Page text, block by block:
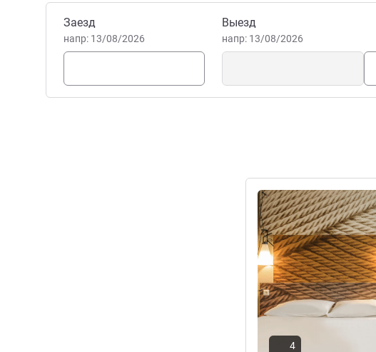
или выздоровлении.
Marc Rene Caesar Управление отелем
Забронировать этот отель
Заезд
напр: 13/08/2026
Выезд
напр: 13/08/2026
Подробная информация
4